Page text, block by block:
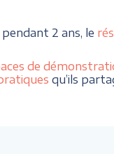
2 ans, le
de
qu’ils